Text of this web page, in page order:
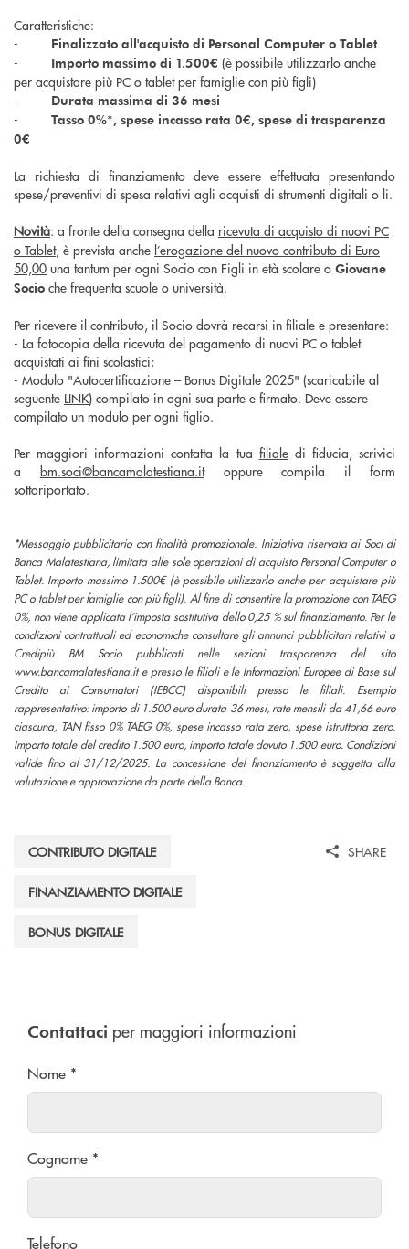
Caratteristiche:
- Finalizzato all'acquisto di Personal Computer o Tablet
- Importo massimo di 1.500€ (è possibile utilizzarlo anche
per acquistare più PC o tablet per famiglie con più figli)
- Durata massima di 36 mesi
-
Tasso 0%*, spese incasso rata 0€, spese di trasparenza
0€
La richiesta di finanziamento deve essere effettuata presentando
spese/preventivi di spesa relativi agli acquisti di strumenti digitali o li.
Novità: a fronte della consegna della ricevuta di acquisto di nuovi PC
o Tablet, è prevista anche l’erogazione del nuovo contributo di Euro
50,00 una tantum per ogni Socio con Figli in età scolare o Giovane
Socio che frequenta scuole o università.
Per ricevere il contributo, il Socio dovrà recarsi in filiale e presentare:
- La fotocopia della ricevuta del pagamento di nuovi PC o tablet
acquistati ai fini scolastici;
- Modulo "Autocertificazione – Bonus Digitale 2025" (scaricabile al
seguente LINK) compilato in ogni sua parte e firmato. Deve essere
compilato un modulo per ogni figlio.
Per maggiori informazioni contatta la tua filialedi fiducia, scrivici
a bm.soci@bancamalatestiana.itoppure compila il form
sottoriportato.
*Messaggio pubblicitario con finalità promozionale. Iniziativa riservata ai Soci di
Banca Malatestiana, limitata alle sole operazioni di acquisto Personal Computer o
Tablet. Importo massimo 1.500€ (è possibile utilizzarlo anche per acquistare più
PC o tablet perfamiglie con più figli). Al fine di consentire la promozione con TAEG
0%, non viene applicata l’imposta sostitutiva dello 0,25 % sul finanziamento. Per le
condizioni contrattuali ed economiche consultare gli annunci pubblicitari relativi a
Credipiù BM Socio pubblicati nelle sezioni trasparenza del sito
www.bancamalatestiana.it e presso le filiali e le Informazioni Europee di Base sul
Credito ai Consumatori (IEBCC) disponibili presso le filiali. Esempio
rappresentativo: importo di 1.500 euro durata 36 mesi, rate mensili da 41,66 euro
ciascuna, TAN fisso 0% TAEG 0%, spese incasso rata zero, spese istruttoria zero.
Importo totale del credito 1.500 euro, importo totale dovuto 1.500 euro. Condizioni
valide fino al 31/12/2025. La concessione del finanziamento è soggetta alla
valutazione e approvazione da parte della Banca.
CONTRIBUTO DIGITALE
FINANZIAMENTO DIGITALE
BONUS DIGITALE
SHARE
Contattaci per maggiori informazioni
Nome *
Cognome *
Telefono